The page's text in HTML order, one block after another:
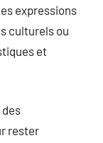
expressions
culturels ou
et
des
rester